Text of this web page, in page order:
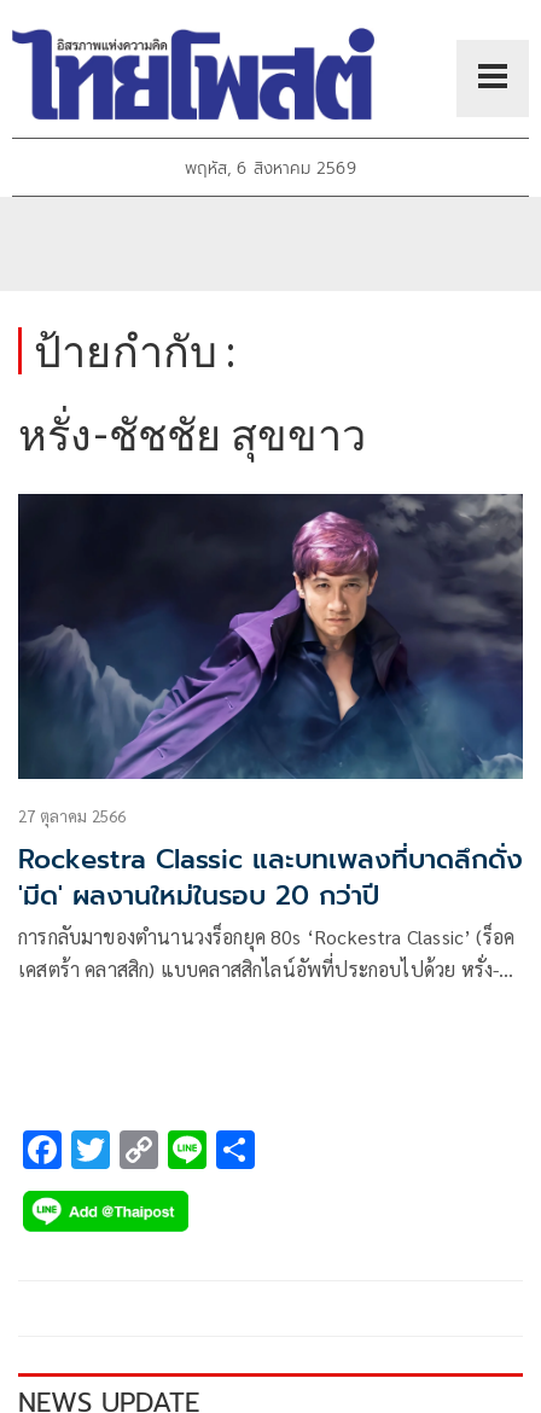
พฤหัส, 6 สิงหาคม 2569
ป้ายกำกับ :
หรั่ง-ชัชชัย สุขขาว
27 ตุลาคม 2566
Rockestra Classic และบทเพลงที่บาดลึกดั่ง
'มีด' ผลงานใหม่ในรอบ 20 กว่าปี
การกลับมาของตำนานวงร็อกยุค 80s ‘Rockestra Classic’ (ร็อค
เคสตร้า คลาสสิก) แบบคลาสสิกไลน์อัพที่ประกอบไปด้วย หรั่ง-
F
ac
e
k
T
wi
tt
C
o
p
k
Li
NEWS UPDATE